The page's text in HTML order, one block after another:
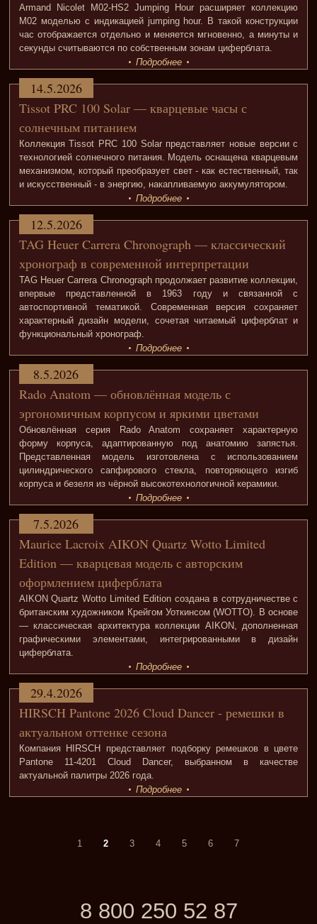
Armand Nicolet M02-HS2 Jumping Hour расширяет коллекцию
M02 моделью с индикацией jumping hour. В такой конструкции
час отображается отдельно и меняется мгновенно, а минуты и
секунды считываются по собственным зонам циферблата.
Подробнее
Tissot PRC 100 Solar — кварцевые часы с
солнечным питанием
Коллекция Tissot PRC 100 Solar представляет новые версии с
технологией солнечного питания. Модель оснащена кварцевым
механизмом, который преобразует свет - как естественный, так
и искусственный - в энергию, накапливаемую аккумулятором.
14.5.2026
Подробнее
TAG Heuer Carrera Chronograph — классический
хронограф в современной интерпретации
TAG Heuer Carrera Chronograph продолжает развитие коллекции,
впервые представленной в 1963 году и связанной с
автоспортивной тематикой. Современная версия сохраняет
характерный дизайн модели, сочетая читаемый циферблат и
функциональный хронограф.
12.5.2026
Подробнее
Rado Anatom — обновлённая модель с
эргономичным корпусом и яркими цветами
Обновлённая серия Rado Anatom сохраняет характерную
форму корпуса, адаптированную под анатомию запястья.
Представленная модель изготовлена с использованием
цилиндрического сапфирового стекла, повторяющего изгиб
корпуса и безеля из чёрной высокотехнологичной керамики.
8.5.2026
Подробнее
Maurice Lacroix AIKON Quartz Wotto Limited
Edition — кварцевая модель с авторским
оформлением циферблата
AIKON Quartz Wotto Limited Edition создана в сотрудничестве с
британским художником Крейгом Уоткинсом (WOTTO). В основе
— классическая архитектура коллекции AIKON, дополненная
графическими элементами, интегрированными в дизайн
циферблата.
7.5.2026
Подробнее
HIRSCH Pantone 2026 Cloud Dancer - ремешки в
актуальном оттенке сезона
Компания HIRSCH представляет подборку ремешков в цвете
Pantone 11-4201 Cloud Dancer, выбранном в качестве
актуальной палитры 2026 года.
29.4.2026
Подробнее
1 2 3 4 5 6 7
8 800 250 52 87